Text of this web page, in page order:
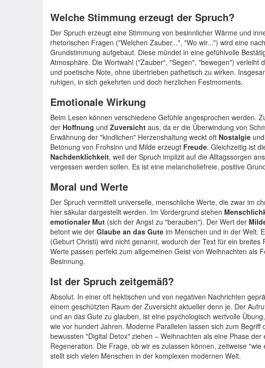
Welche Stimmung erzeugt der Spruch?
Der Spruch erzeugt eine Stimmung von besinnlicher Wärme und
rhetorischen Fragen ("Welchen Zauber...", "Wo wir...") wird eine
Grundstimmung aufgebaut. Diese mündet in eine gefühlvolle
Atmosphäre. Die Wortwahl ("Zauber", "Segen", "bewegen") verleiht
und poetische Note, ohne übertrieben pathetisch zu wirken.
ruhigen, in sich gekehrten und doch herzlichen Festmoments.
Emotionale Wirkung
Beim Lesen können verschiedene Gefühle angesprochen werden.
der Hoffnung und Zuversicht aus, da er die Überwindung von
Erwähnung der "kindlichen" Herzenshaltung weckt oft Nostalgie
Betonung von Frohsinn und Milde erzeugt Freude. Gleichzeitig ist
Nachdenklichkeit, weil der Spruch implizit auf die Alltagssorgen
vergessen werden sollen. Es ist eine melancholiefreie, positive
Moral und Werte
Der Spruch vermittelt universelle, menschliche Werte, die zwar im
hier säkular dargestellt werden. Im Vordergrund stehen
emotionaler Mut (sich der Angst zu "berauben"). Der Wert der
betont wie der Glaube an das Gute im Menschen und in der Welt.
(Geburt Christi) wird nicht genannt, wodurch der Text für ein breites
Werte passen perfekt zum allgemeinen Geist von Weihnachten als
Besinnung.
Ist der Spruch zeitgemäß?
Absolut. In einer oft hektischen und von negativen Nachrichten
einem geschützten Raum der Zuversicht aktueller denn je. Der
und an das Gute zu glauben, ist eine psychologisch wertvolle
wie vor hundert Jahren. Moderne Parallelen lassen sich zum Begriff
bewussten "Digital Detox" ziehen – Weihnachten als eine Phase
Regeneration. Die Frage, ob wir es zulassen können, zeitweise
stellt sich vielen Menschen in der komplexen modernen Welt.